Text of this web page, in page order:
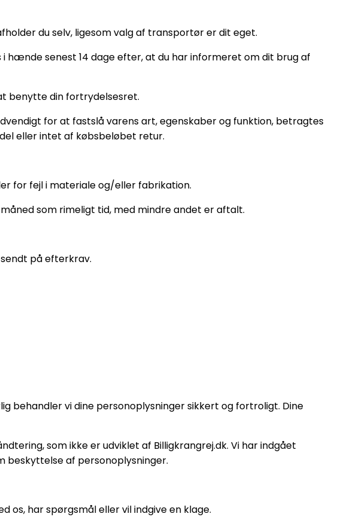
du selv, ligesom valg af transportør er dit eget.
hænde senest 14 dage efter, at du har informeret om dit brug af
benytte din fortrydelsesret.
for at fastslå varens art, egenskaber og funktion, betragtes
eller intet af købsbeløbet retur.
for fejl i materiale og/eller fabrikation.
som rimeligt tid, med mindre andet er aftalt.
på efterkrav.
behandler vi dine personoplysninger sikkert og fortroligt. Dine
som ikke er udviklet af Billigkrangrej.dk. Vi har indgået
af personoplysninger.
os, har spørgsmål eller vil indgive en klage.